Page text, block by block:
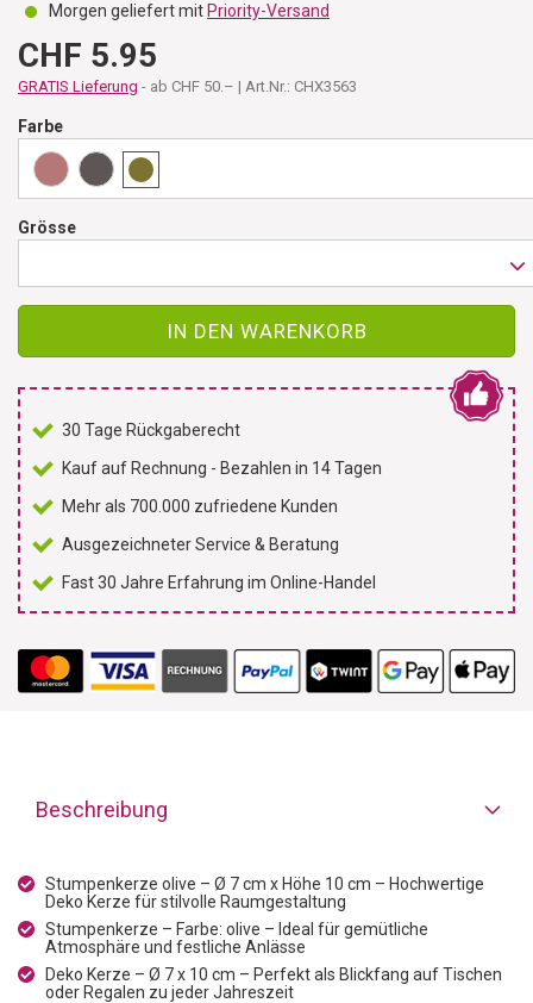
Morgen geliefert mit Priority-Versand
CHF 5.95
GRATIS Lieferung - ab CHF 50.– | Art.Nr.: CHX3563
Farbe
Grösse
IN DEN WARENKORB
30 Tage Rückgaberecht
Kauf auf Rechnung - Bezahlen in 14 Tagen
Mehr als 700.000 zufriedene Kunden
Ausgezeichneter Service & Beratung
Fast 30 Jahre Erfahrung im Online-Handel
Beschreibung
Stumpenkerze olive – Ø 7 cm x Höhe 10 cm – Hochwertige
Deko Kerze für stilvolle Raumgestaltung
Stumpenkerze – Farbe: olive – Ideal für gemütliche
Atmosphäre und festliche Anlässe
Deko Kerze – Ø 7 x 10 cm – Perfekt als Blickfang auf Tischen
oder Regalen zu jeder Jahreszeit